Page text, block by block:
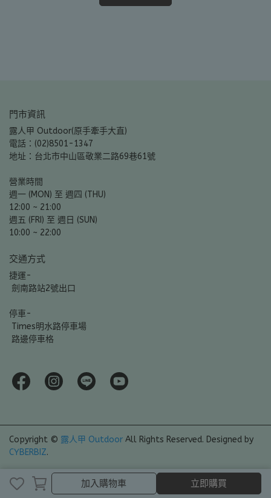
加入購物車 立即購買
門市資訊
露人甲 Outdoor(原手牽手大直)
電話：(02)8501-1347
地址：台北市中山區敬業二路69巷61號
營業時間
週一 (MON) 至 週四 (THU)
12:00 ~ 21:00
週五 (FRI) 至 週日 (SUN)
10:00 ~ 22:00
交通方式
捷運-
劍南路站2號出口
停車-
Times明水路停車場
路邊停車格
Copyright © 露人甲 Outdoor All Rights Reserved. Designed by
CYBERBIZ.